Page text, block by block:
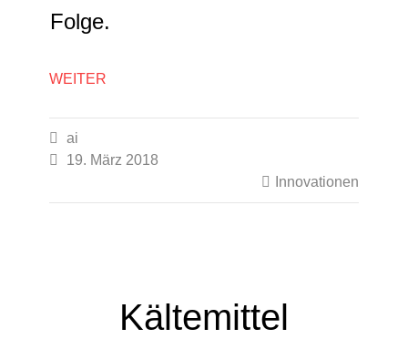
Folge.
WEITER

ai

19. März 2018

Innovationen
Kältemittel